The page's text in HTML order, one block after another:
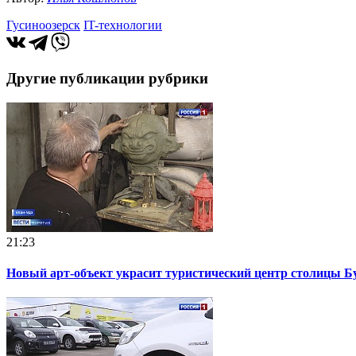
Гусиноозерск IT-технологии
Другие публикации рубрики
21:23
Новый арт-объект украсит туристический центр столицы